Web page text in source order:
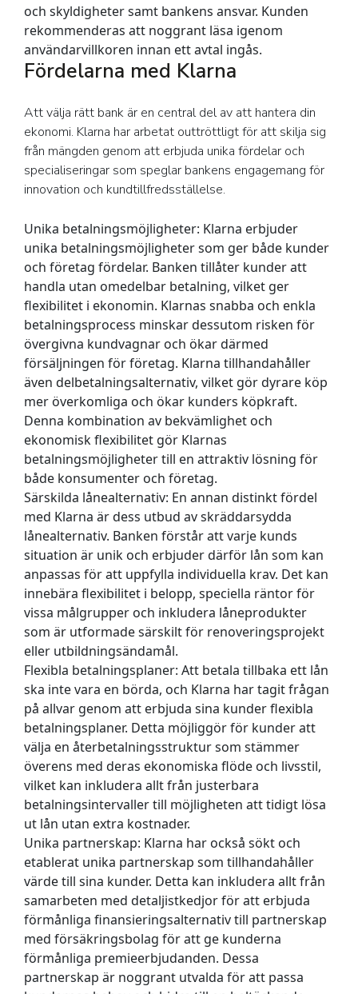
och skyldigheter samt bankens ansvar. Kunden
rekommenderas att noggrant läsa igenom
användarvillkoren innan ett avtal ingås.
Fördelarna med Klarna
Att välja rätt bank är en central del av att hantera din
ekonomi. Klarna har arbetat outtröttligt för att skilja sig
från mängden genom att erbjuda unika fördelar och
specialiseringar som speglar bankens engagemang för
innovation och kundtillfredsställelse.
Unika betalningsmöjligheter: Klarna erbjuder
unika betalningsmöjligheter som ger både kunder
och företag fördelar. Banken tillåter kunder att
handla utan omedelbar betalning, vilket ger
flexibilitet i ekonomin. Klarnas snabba och enkla
betalningsprocess minskar dessutom risken för
övergivna kundvagnar och ökar därmed
försäljningen för företag. Klarna tillhandahåller
även delbetalningsalternativ, vilket gör dyrare köp
mer överkomliga och ökar kunders köpkraft.
Denna kombination av bekvämlighet och
ekonomisk flexibilitet gör Klarnas
betalningsmöjligheter till en attraktiv lösning för
både konsumenter och företag.
Särskilda lånealternativ: En annan distinkt fördel
med Klarna är dess utbud av skräddarsydda
lånealternativ. Banken förstår att varje kunds
situation är unik och erbjuder därför lån som kan
anpassas för att uppfylla individuella krav. Det kan
innebära flexibilitet i belopp, speciella räntor för
vissa målgrupper och inkludera låneprodukter
som är utformade särskilt för renoveringsprojekt
eller utbildningsändamål.
Flexibla betalningsplaner: Att betala tillbaka ett lån
ska inte vara en börda, och Klarna har tagit frågan
på allvar genom att erbjuda sina kunder flexibla
betalningsplaner. Detta möjliggör för kunder att
välja en återbetalningsstruktur som stämmer
överens med deras ekonomiska flöde och livsstil,
vilket kan inkludera allt från justerbara
betalningsintervaller till möjligheten att tidigt lösa
ut lån utan extra kostnader.
Unika partnerskap: Klarna har också sökt och
etablerat unika partnerskap som tillhandahåller
värde till sina kunder. Detta kan inkludera allt från
samarbeten med detaljistkedjor för att erbjuda
förmånliga finansieringsalternativ till partnerskap
med försäkringsbolag för att ge kunderna
förmånliga premieerbjudanden. Dessa
partnerskap är noggrant utvalda för att passa